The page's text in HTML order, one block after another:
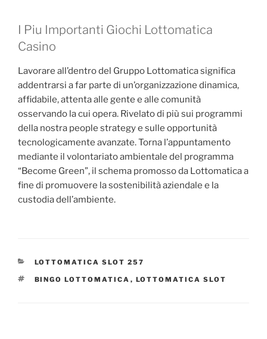
I Piu Importanti Giochi Lottomatica
Casino
Lavorare all’dentro del Gruppo Lottomatica significa
addentrarsi a far parte di un’organizzazione dinamica,
affidabile, attenta alle gente e alle comunità
osservando la cui opera. Rivelato di più sui programmi
della nostra people strategy e sulle opportunità
tecnologicamente avanzate. Torna l’appuntamento
mediante il volontariato ambientale del programma
“Become Green”, il schema promosso da Lottomatica a
fine di promuovere la sostenibilità aziendale e la
custodia dell’ambiente.
CATEGORIES
LOTTOMATICA SLOT 257
TAGS
BINGO LOTTOMATICA , LOTTOMATICA SLOT